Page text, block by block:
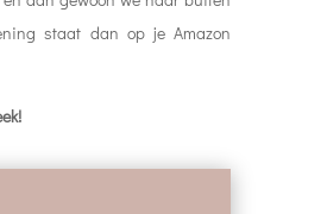
staat dan op je Amazon